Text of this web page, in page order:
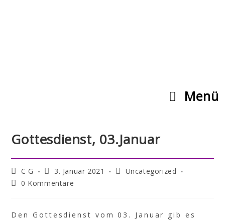
Menü
Gottesdienst, 03.Januar
C G 3. Januar 2021
Uncategorized
0 Kommentare
Den Gottesdienst vom 03. Januar gib es